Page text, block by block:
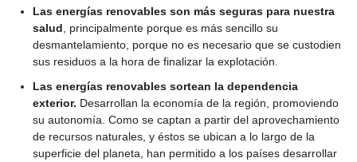
Las energías renovables son más seguras para nuestra
salud , principalmente porque es más sencillo su
desmantelamiento, porque no es necesario que se custodien
sus residuos a la hora de finalizar la explotación.
Las energías renovables sortean la dependencia
exterior. Desarrollan la economía de la región, promoviendo
su autonomía. Como se captan a partir del aprovechamiento
de recursos naturales, y éstos se ubican a lo largo de la
superficie del planeta, han permitido a los países desarrollar